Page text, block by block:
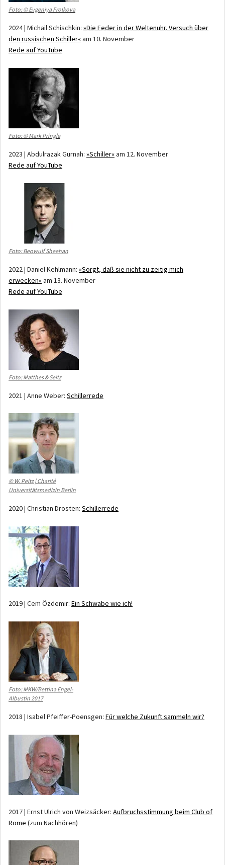
Foto: © Evgeniya Frolkova
2024 | Michail Schischkin: »Die Feder in der Weltenuhr. Versuch über
den russischen Schiller«am 10. November
Rede auf YouTube
Foto: © Mark Pringle
2023 | Abdulrazak Gurnah: »Schiller«am 12. November
Rede auf YouTube
Foto: Beowulf Sheehan
2022 | Daniel Kehlmann: »Sorgt, daß sie nicht zu zeitig mich
erwecken«am 13. November
Rede auf YouTube
Foto: Matthes & Seitz
2021 | Anne Weber: Schillerrede
© W. Peitz | Charité
Universitätsmedizin Berlin
2020 | Christian Drosten: Schillerrede
2019 | Cem Özdemir: Ein Schwabe wie ich!
Foto: MKW/Bettina Engel-
Albustin 2017
2018 | Isabel Pfeiffer-Poensgen: Für welche Zukunft sammeln wir?
2017 | Ernst Ulrich von Weizsäcker: Aufbruchsstimmung beim Club of
Rome (zum Nachhören)